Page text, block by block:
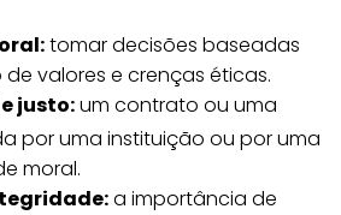
tomar decisões baseadas
valores e crenças éticas.
justo:um contrato ou uma
por uma instituição ou por uma
moral.
a importância de